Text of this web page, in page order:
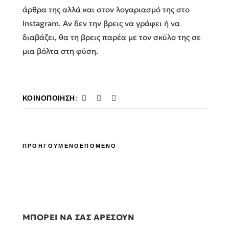
άρθρα της αλλά και στον λογαριασμό της στο
Instagram. Αν δεν την βρεις να γράφει ή να
διαβάζει, θα τη βρεις παρέα με τον σκύλο της σε
μια βόλτα στη φύση.
ΚΟΙΝΟΠΟΊΗΣΗ:
ΠΡΟΗΓΟΥΜΕΝΟΕΠΟΜΕΝΟ
ΜΠΟΡΕΙ ΝΑ ΣΑΣ ΑΡΕΣΟΥΝ